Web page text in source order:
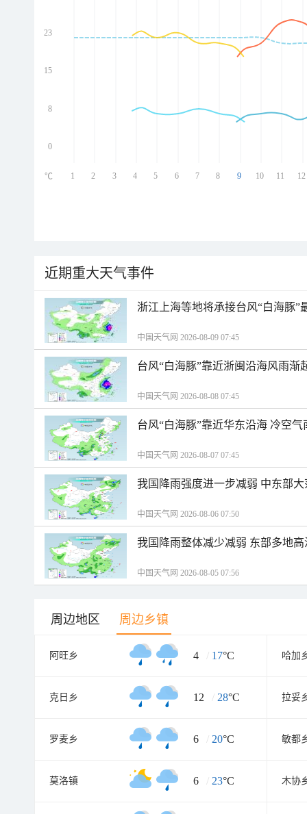
23
15
8
0
1 2 3 4 5 6 7 8 9 10 11 12
℃
近期重大天气事件
浙江上海等地将承接台风“白海豚”
中国天气网 2026-08-09 07:45
台风“白海豚”靠近浙闽沿海风雨渐
中国天气网 2026-08-08 07:45
台风“白海豚”靠近华东沿海 冷空
中国天气网 2026-08-07 07:45
我国降雨强度进一步减弱 中东部
中国天气网 2026-08-06 07:50
我国降雨整体减少减弱 东部多地
中国天气网 2026-08-05 07:56
周边地区 周边乡镇
阿旺乡 4 / 17°C 哈加
克日乡 12 / 28°C 拉妥
罗麦乡 6 / 20°C 敏都
莫洛镇 6 / 23°C 木协